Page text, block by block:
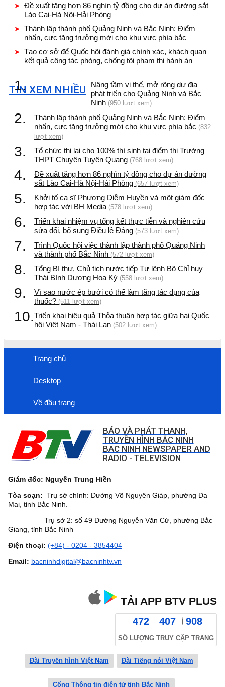
Đề xuất tăng hơn 86 nghìn tỷ đồng cho dự án đường sắt
Lào Cai-Hà Nội-Hải Phòng
Thành lập thành phố Quảng Ninh và Bắc Ninh: Điểm
nhấn, cực tăng trưởng mới cho khu vực phía bắc
Tạo cơ sở để Quốc hội đánh giá chính xác, khách quan
kết quả công tác phòng, chống tội phạm thi hành án
TIN XEM NHIỀU
1.
Nâng tầm vị thế, mở rộng dư địa
phát triển cho Quảng Ninh và Bắc
Ninh (950 lượt xem)
2.
Thành lập thành phố Quảng Ninh và Bắc Ninh: Điểm
nhấn, cực tăng trưởng mới cho khu vực phía bắc (832
lượt xem)
3.
Tổ chức thi lại cho 100% thí sinh tại điểm thi Trường
THPT Chuyên Tuyên Quang (768 lượt xem)
4.
Đề xuất tăng hơn 86 nghìn tỷ đồng cho dự án đường
sắt Lào Cai-Hà Nội-Hải Phòng (657 lượt xem)
5.
Khởi tố ca sĩ Phương Diễm Huyền và một giám đốc
hợp tác với BH Media (578 lượt xem)
6.
Triển khai nhiệm vụ tổng kết thực tiễn và nghiên cứu
sửa đổi, bổ sung Điều lệ Đảng (573 lượt xem)
7.
Trình Quốc hội việc thành lập thành phố Quảng Ninh
và thành phố Bắc Ninh (572 lượt xem)
8.
Tổng Bí thư, Chủ tịch nước tiếp Tư lệnh Bộ Chỉ huy
Thái Bình Dương Hoa Kỳ (558 lượt xem)
9.
Vì sao nước ép bưởi có thể làm tăng tác dụng của
thuốc? (511 lượt xem)
10.Triển khai hiệu quả Thỏa thuận hợp tác giữa hai Quốc
hội Việt Nam - Thái Lan (502 lượt xem)
Trang chủ
Desktop
Về đầu trang
BÁO VÀ PHÁT THANH,
TRUYỀN HÌNH BẮC NINH
BAC NINH NEWSPAPER AND
RADIO - TELEVISION
Giám đốc: Nguyễn Trung Hiền
Tòa soạn: Trụ sở chính: Đường Võ Nguyên Giáp, phường Đa
Mai, tỉnh Bắc Ninh.
Trụ sở 2: số 49 Đường Nguyễn Văn Cừ, phường Bắc
Giang, tỉnh Bắc Ninh
Điện thoại: (+84) - 0204 - 3854404
Email: bacninhdigital@bacninhtv.vn
TẢI APP BTV PLUS
472 407 908
SỐ LƯỢNG TRUY CẬP TRANG
Đài Truyền hình Việt Nam Đài Tiếng nói Việt Nam
Cổng Thông tin điện tử tỉnh Bắc Ninh